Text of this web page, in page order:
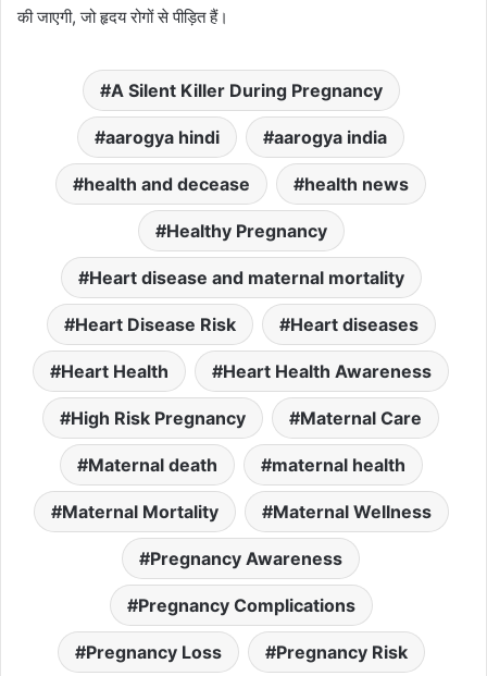
की जाएगी, जो हृदय रोगों से पीड़ित हैं।
A Silent Killer During Pregnancy
aarogya hindi aarogya india
health and decease health news
Healthy Pregnancy
Heart disease and maternal mortality
Heart Disease Risk Heart diseases
Heart Health Heart Health Awareness
High Risk Pregnancy Maternal Care
Maternal death maternal health
Maternal Mortality Maternal Wellness
Pregnancy Awareness
Pregnancy Complications
Pregnancy Loss Pregnancy Risk